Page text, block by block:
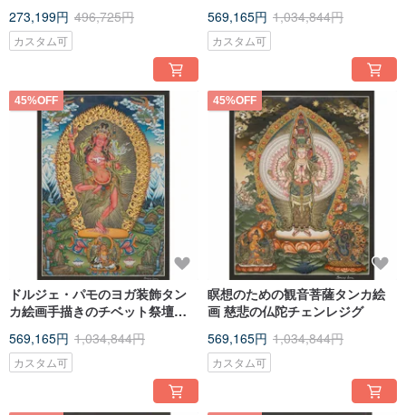
273,199円 496,725円
カスタム可
569,165円 1,034,844円
カスタム可
45%OFF
ドルジェ・パモのヨガ装飾タン
カ絵画手描きのチベット祭壇・
569,165円 1,034,844円
カスタム可
45%OFF
瞑想のための観音菩薩タンカ絵
画 慈悲の仏陀チェンレジグ
569,165円 1,034,844円
カスタム可